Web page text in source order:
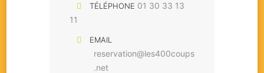
TÉLÉPHONE 01 30 33 13
11
EMAIL
reservation@les400coups
.net